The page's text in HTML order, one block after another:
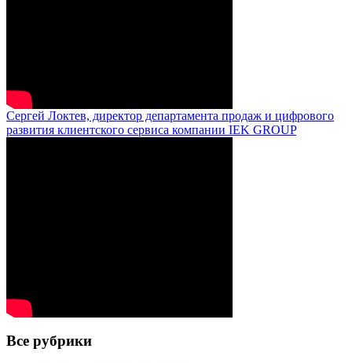
Сергей Локтев, директор департамента продаж и цифрового
развития клиентского сервиса компании IEK GROUP
Все рубрики